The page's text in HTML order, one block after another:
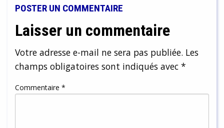
POSTER UN COMMENTAIRE
Laisser un commentaire
Votre adresse e-mail ne sera pas publiée. Les
champs obligatoires sont indiqués avec *
Commentaire *